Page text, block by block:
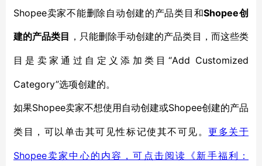
Shopee卖家不能删除自动创建的产品类目和Shopee创
建的产品类目 ，只能删除手动创建的产品类目，而这些类
目是卖家通过自定义添加类目 “Add Customized
Category”选项创建的。
如果Shopee卖家不想使用自动创建或Shopee创建的产品
类目，可以单击其可见性标记使其不可见。更多关于
Shopee卖家中心的内容，可点击阅读《新手福利：